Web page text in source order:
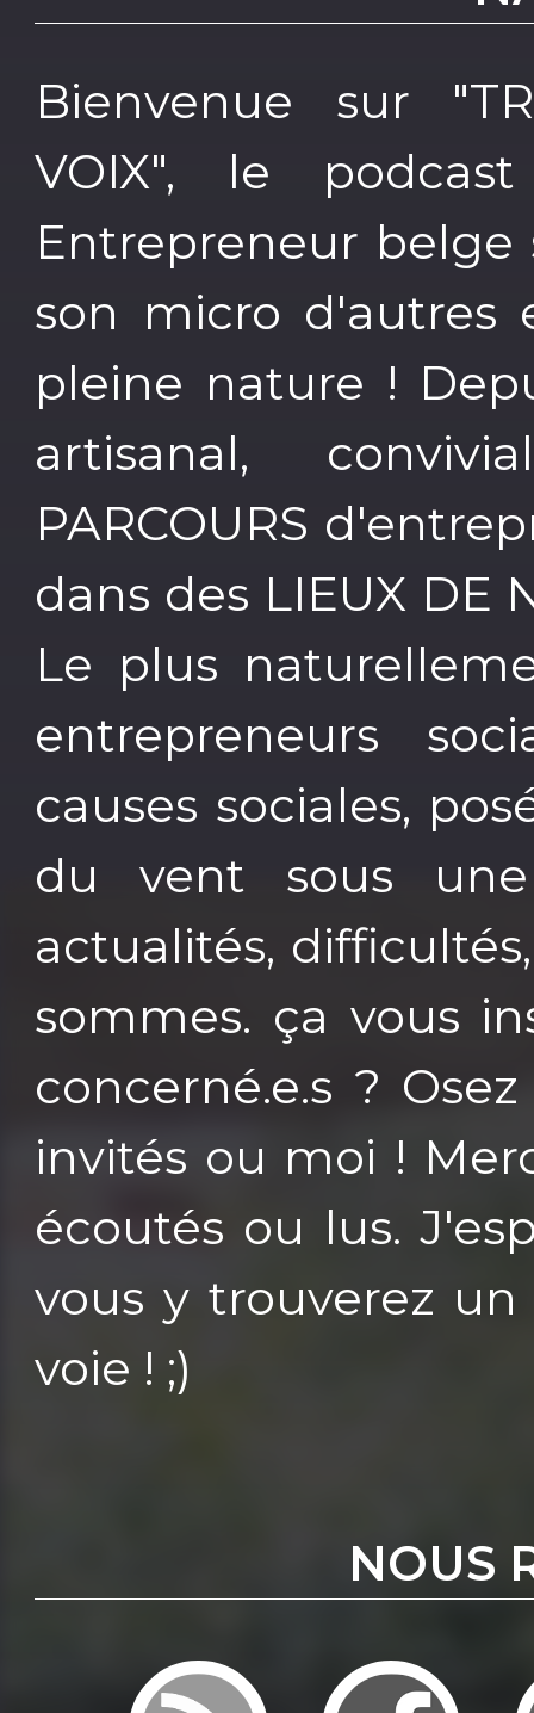
Bienvenue sur
VOIX", le
Entrepreneur
son micro d'autres
pleine nature !
artisanal,
PARCOURS
dans des LIEUX DE
Le plus
entrepreneurs
causes sociales,
du vent sous
actualités,
sommes. ça vous
concerné.e.s ?
invités ou moi !
écoutés ou lus.
vous y trouverez un
voie ! ;)
NOUS